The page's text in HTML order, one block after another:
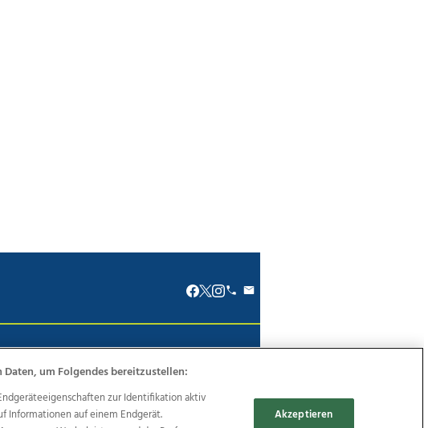
um Folgendes bereitzustellen:
zur Identifikation aktiv
Informationen auf einem Endgerät.
Akzeptieren